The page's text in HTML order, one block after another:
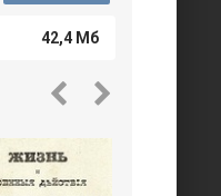
42,4 Мб